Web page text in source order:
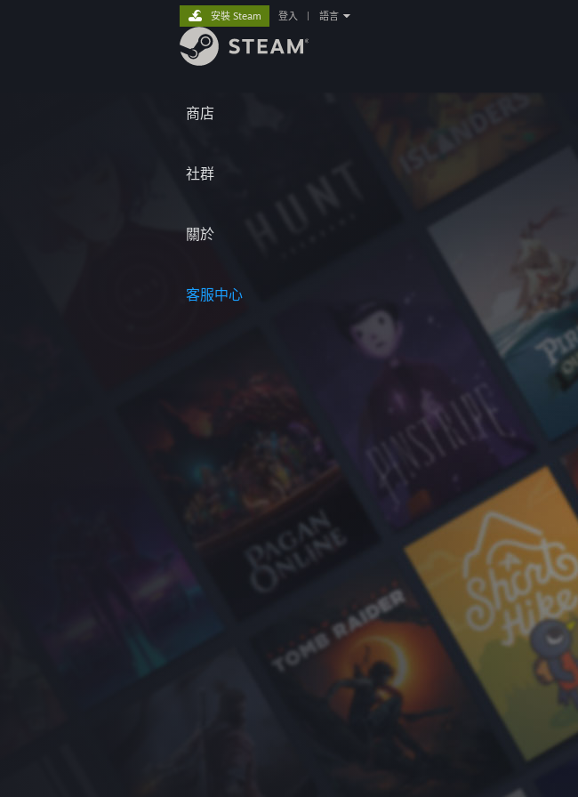
商店
社群
關於
客服中心
安裝 Steam 登入 語言